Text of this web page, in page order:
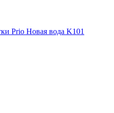
Prio Новая вода K101